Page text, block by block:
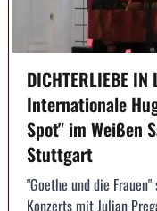
DICHTERLIEBE IN
Internationale
Spot" im Weißen
Stuttgart
"Goethe und die
Konzerts mit Julian